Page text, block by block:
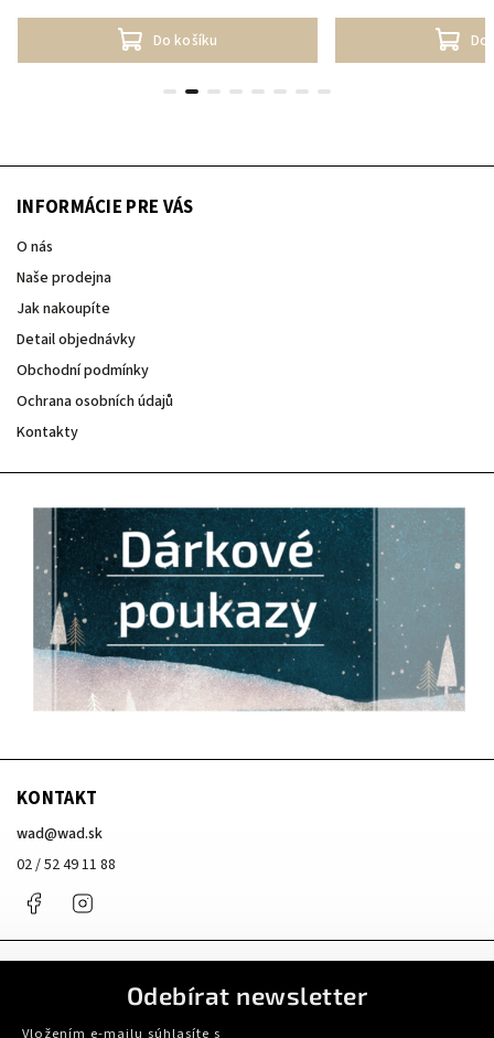
Do košíku Do
INFORMÁCIE PRE VÁS
O nás
Naše prodejna
Jak nakoupíte
Detail objednávky
Obchodní podmínky
Ochrana osobních údajů
Kontakty
KONTAKT
wad@wad.sk
02 / 52 49 11 88
Facebook
Odebírat newsletter
Vložením e-mailu súhlasíte s